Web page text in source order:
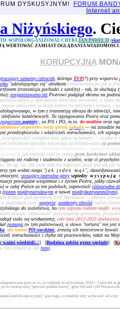
DYSKUSYJNYM!
Internet
Niżyńskiego.
WSPÓŁORGANIZOWAŁ CHYBAJAN PAWEŁ II (
WERTOWAĆ ZAMIAST OGLĄDANIA
KORUPCYJNA
samotny człowiek, którego TVP(?) przy wsparciu
"udzielającego się" obiektom (obserwowanym jak w
(transmisja pochodzi z satelity) – tak, że słuchają
zorganizowano też Piotrowi podgląd ekranu na
u operatorów Internetu serwerów, a także
jeszcze omówiony tu dalej wpływ na myślenie i tortura, i
w tym z transmisją obrazu do telewizji,
telefonów komórkowych. To szpiegowanie Piotra oraz
papieży) , za PiS i PO, m.in. do mediów oraz
stopniowo coraz gorzej nękany— na zasadzie
przedsiębiorców i właścicieli nieruchomości, ich
występuje dziś wszędzie tam, gdzie są kamery — zwykle
kontaktom sposoby masowego prześladowania za
nieruchomości i ich klienci-właściciele – operatorzy
, jak również robi to często przez konkretne
też rodzinę i studentów z uczelni, więc ci
bo np. na 100 osób nikt nie odpisuje; poza tym tak czy
tym wobec niego "jak jeden mąż ",
stosujący teatralne gesty szpiedzy wysypują
powiązane wzajemnie i z życiem Piotra, jakby
w całej Polsce za ten podsłuch, zapewniali różnorodne
(potem międzynarodowym a nawet międzykontynentalnym),
bodajże pod dyrektora TVP Warszawa — obecnie
w budynkach (zob. napięcie, zamknięty obwód , oploty
do szaleństwa, bo tym tajnym radiem mafii
zawsze "aktywować" poszczególne głośniczki,
stało się uciekaniem); całe lata 2013-2023
pomaga (w tym państwowe), a słowo "tortura" nie jest
, ale nawet PiS-owskimi , zresztą ich ministrowie
nieruchomości i chyba też pracowników, także na
ważni wiedzieli...] [Rodzina zabita przez szpitale] [
tym temacie p. też tutaj)
jeszcze to, co widniało tu od kwietnia 2018 r. Człowiek w
to rozkręcanej "sprawie podsłuchowej", gdyż był taki cykl
kontroli operacyjnej" jako tego, co miałoby niby wybawiać od winy: